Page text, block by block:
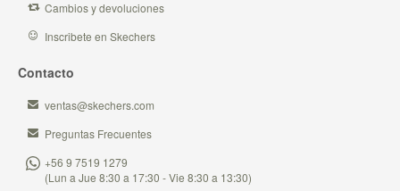
Cambios y devoluciones
Inscribete en Skechers
Contacto
ventas@skechers.com
Preguntas Frecuentes
+56 9 7519 1279
(Lun a Jue 8:30 a 17:30 - Vie 8:30 a 13:30)